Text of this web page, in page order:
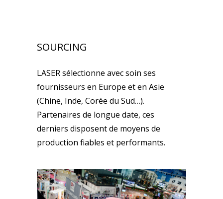
SOURCING
LASER sélectionne avec soin ses
fournisseurs en Europe et en Asie
(Chine, Inde, Corée du Sud…).
Partenaires de longue date, ces
derniers disposent de moyens de
production fiables et performants.